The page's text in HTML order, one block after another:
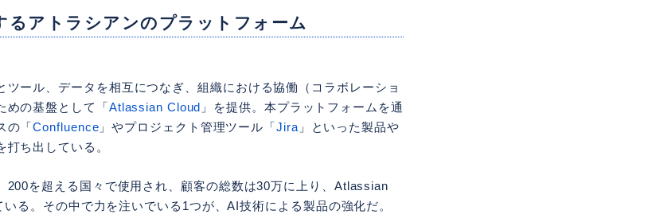
るアトラシアンのプラットフォーム
ツール、データを相互につなぎ、組織における協働（コラボレーショ
めの基盤として「Atlassian Cloud 」を提供。本プラットフォームを通
の「Confluence 」やプロジェクト管理ツール「Jira 」といった製品や
ち出している。
200を超える国々で使用され、顧客の総数は30万に上り、Atlassian
る。その中で力を注いでいる1つが、AI技術による製品の強化だ。